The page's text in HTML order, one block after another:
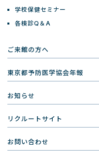
学校保健セミナー
各検診Q＆A
ご来館の方へ
東京都予防医学協会年報
お知らせ
リクルートサイト
お問い合わせ